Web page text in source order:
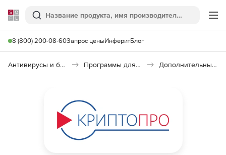
Softline
Поиск
8 (800) 200-08-60Запрос ценыИнферитБлог
Антивирусы и безопасность Программы для защиты информации Дополнительные компоненты ПАК КриптоПро УЦ 2.0 КС2